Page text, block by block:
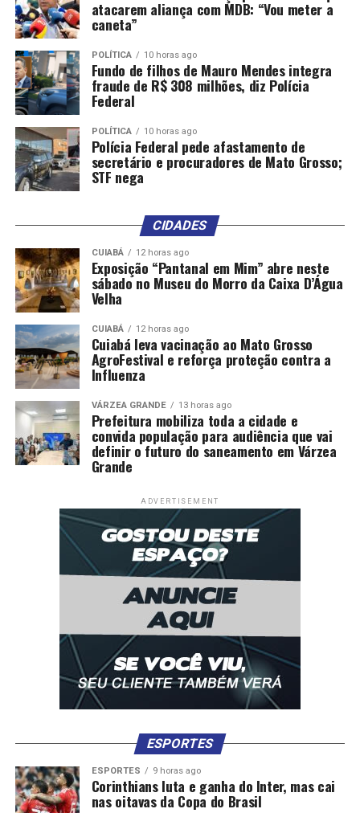
atacarem aliança com MDB: “Vou meter a
caneta”
POLÍTICA 10 horas ago
Fundo de filhos de Mauro Mendes integra
fraude de R$ 308 milhões, diz Polícia
Federal
POLÍTICA 10 horas ago
Polícia Federal pede afastamento de
secretário e procuradores de Mato Grosso;
STF nega
CIDADES
CUIABÁ 12 horas ago
Exposição “Pantanal em Mim” abre neste
sábado no Museu do Morro da Caixa D’Água
Velha
CUIABÁ 12 horas ago
Cuiabá leva vacinação ao Mato Grosso
AgroFestival e reforça proteção contra a
Influenza
VÁRZEA GRANDE 13 horas ago
Prefeitura mobiliza toda a cidade e
convida população para audiência que vai
definir o futuro do saneamento em Várzea
Grande
ADVERTISEMENT
ESPORTES
ESPORTES 9 horas ago
Corinthians luta e ganha do Inter, mas cai
nas oitavas da Copa do Brasil